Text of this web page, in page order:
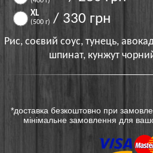
XL
(500 г) / 330 грн
Рис, соєвий соус, тунець,
шпинат, кунжут
*доставка безкоштовно при
мінімальне замовлення для